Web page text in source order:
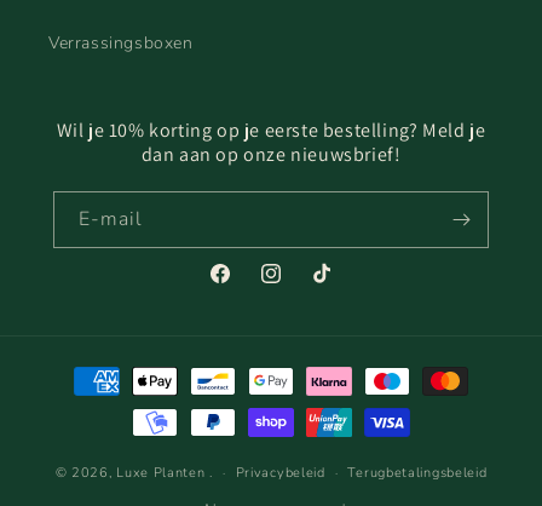
Verrassingsboxen
Wil je 10% korting op je eerste bestelling? Meld je
dan aan op onze nieuwsbrief!
E‑mail
FacebookInstagramTikTok
Betaalmethoden
© 2026, Luxe Planten . Privacybeleid
Terugbetalingsbeleid